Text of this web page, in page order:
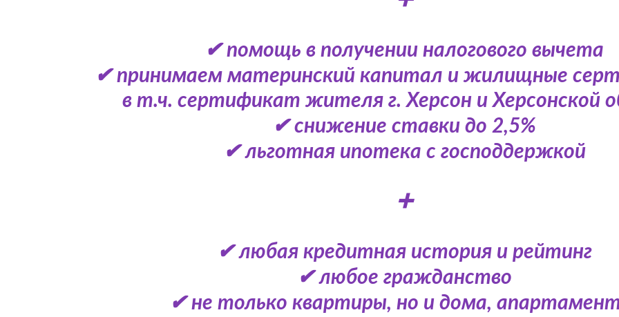
✔ помощь в получении налогового вычета
✔ принимаем материнский капитал и жилищные
в т.ч. сертификат жителя г. Херсон и Херсонской
✔ снижение ставки до 2,5%
✔ льготная ипотека с господдержкой
➕
✔ любая кредитная история и рейтинг
✔ любое гражданство
✔ не только квартиры, но и дома,